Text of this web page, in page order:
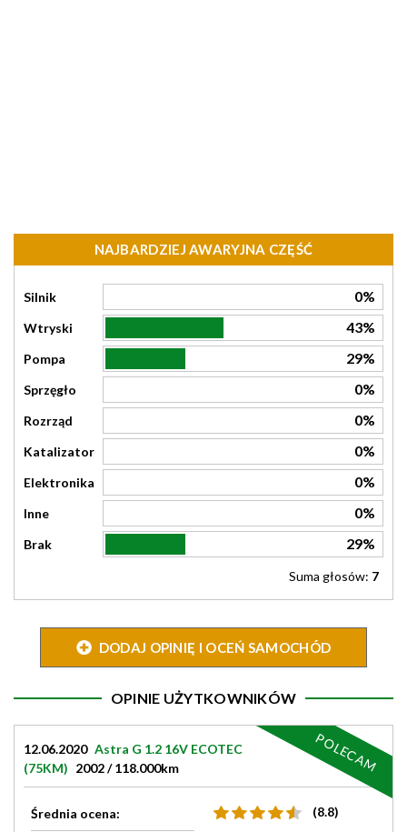
NAJBARDZIEJ AWARYJNA CZĘŚĆ
Silnik 0%
Wtryski 43%
Pompa 29%
Sprzęgło 0%
Rozrząd 0%
Katalizator 0%
Elektronika 0%
Inne 0%
Brak 29%
Suma głosów: 7
DODAJ OPINIĘ I OCEŃ SAMOCHÓD
OPINIE UŻYTKOWNIKÓW
12.06.2020 Astra G 1.2 16V ECOTEC
(75KM) 2002 / 118.000km
Średnia ocena: (8.8)
POLECAM